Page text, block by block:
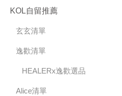
KOL自留推薦
玄玄清單
逸歡清單
HEALERx逸歡選品
Alice清單